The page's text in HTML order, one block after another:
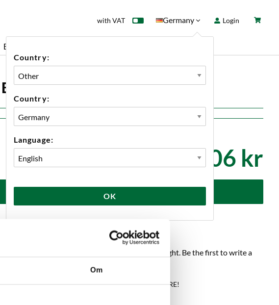
Om
with VAT Germany
Country:
Country:
Language:
OK
Login
Beer
Lager
106 kr
Help others choose right. Be the first to write a
Write a review, click HERE!